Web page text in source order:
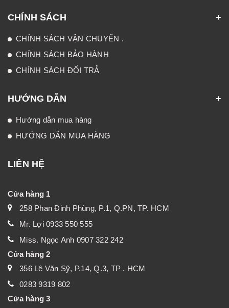
CHÍNH SÁCH
CHÍNH SÁCH VẬN CHUYỂN .
CHÍNH SÁCH BẢO HÀNH
CHÍNH SÁCH ĐỔI TRẢ
HƯỚNG DẪN
Hướng dẫn mua hàng
HƯỚNG DẪN MUA HÀNG
LIÊN HỆ
Cửa hàng 1
258 Phan Đinh Phùng, P.1, Q.PN, TP. HCM
Mr. Lợi 0933 550 555
Miss. Ngọc Anh 0907 322 242
Cửa hàng 2
356 Lê Văn Sỹ, P.14, Q.3, TP . HCM
0283 9319 802
Cửa hàng 3